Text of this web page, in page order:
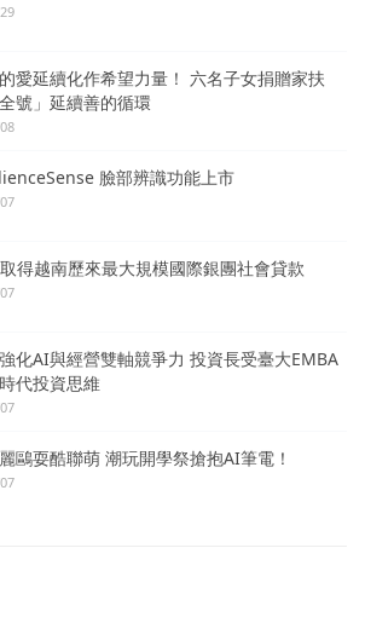
愛延續化作希望力量！ 六名子女捐贈家扶
全號」延續善的循環
臉部辨識功能上市
得越南歷來最大規模國際銀團社會貸款
化AI與經營雙軸競爭力 投資長受臺大EMBA
代投資思維
鷗耍酷聯萌 潮玩開學祭搶抱AI筆電！